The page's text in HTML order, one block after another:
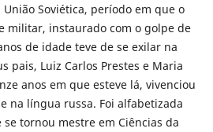
Soviética, período em que o
militar, instaurado com o golpe de
de idade teve de se exilar na
pais, Luiz Carlos Prestes e Maria
anos em que esteve lá, vivenciou
na língua russa. Foi alfabetizada
tornou mestre em Ciências da